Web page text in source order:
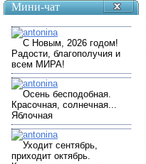
Мини-чат